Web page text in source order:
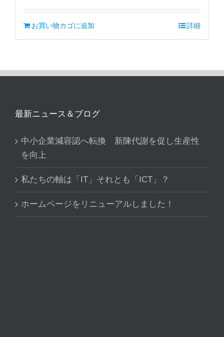
お買い物カゴに追加 詳細
最新ニュース＆ブログ
中小企業減容認へ転換 新陳代謝を促し生産性
を向上
私たちの軸は「IT」それとも「ICT」？
ホームページをリニューアルしました！